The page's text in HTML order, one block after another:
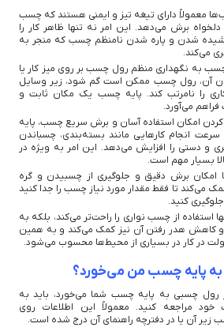
معمولاً دارای تیغه تیز و ایمنی هستند که چسب
دلخواه برش می‌دهد. این امر نه تنها ظاهر کار را
کشیده شدن و پاره شدن نامنظم چسب که منجر به
می‌کند.
به نگهداری منظم رول چسب بر روی میز کار یا
آن، رول چسب ممکن است گم شود، زیر وسایل
را نامرتب کند. پایه چسب یک مکان ثابت و
می‌آورد.
کردن امکان استفاده آسان و برش سریع چسب، پایه
انجام کارهایی مانند بسته‌بندی، چسباندن
و دستی را افزایش می‌دهد. این امر به ویژه در
بسیار مهم است.
برش دقیق و جلوگیری از چسبیدن و گره
می‌کند تا فقط مقدار مورد نیاز چسب را جدا کنید
کنید.
استفاده از چسب نواری را راحت‌تر می‌کند، بلکه به
و کاهش هدر رفتن آن نیز کمک می‌کند و به همین
در کار در بسیاری از محیط‌ها محسوب می‌شود.
پایه چسب من می‌خورد؟
رول چسبی به پایه چسب شما می‌خورد، باید به
مراجعه کنید. معمولاً این اطلاعات روی
زیر آن یا در دفترچه راهنمای آن درج شده است.